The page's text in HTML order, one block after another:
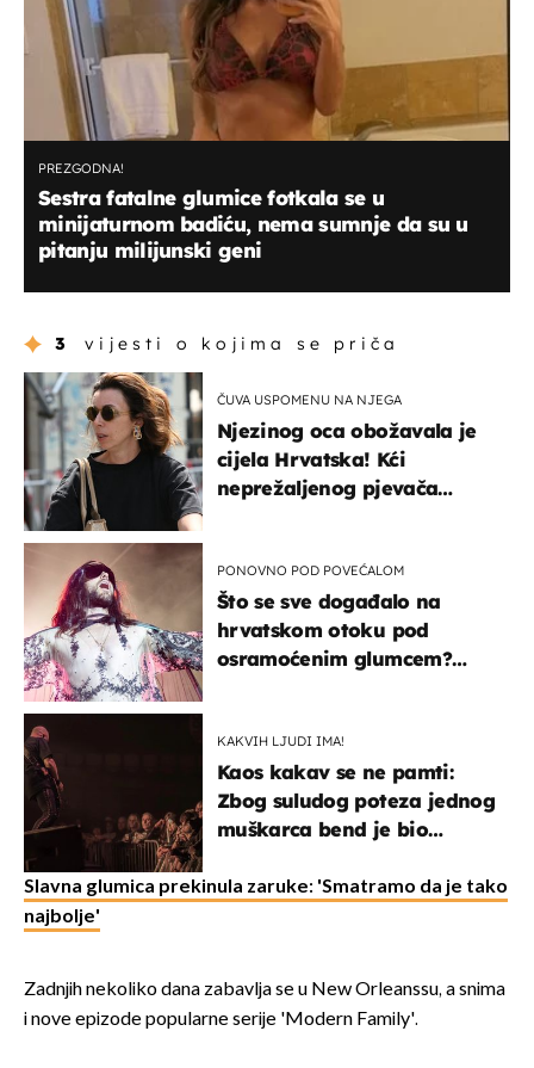
PREZGODNA!
Sestra fatalne glumice fotkala se u
minijaturnom badiću, nema sumnje da su u
pitanju milijunski geni
3 vijesti o kojima se priča
ČUVA USPOMENU NA NJEGA
Njezinog oca obožavala je
cijela Hrvatska! Kći
neprežaljenog pjevača
PONOVNO POD POVEĆALOM
Što se sve događalo na
hrvatskom otoku pod
osramoćenim glumcem?
KAKVIH LJUDI IMA!
Kaos kakav se ne pamti:
Zbog suludog poteza jednog
muškarca bend je bio
Slavna glumica prekinula zaruke: 'Smatramo da je tako
najbolje'
Zadnjih nekoliko dana zabavlja se u New Orleanssu, a snima
i nove epizode popularne serije 'Modern Family'.